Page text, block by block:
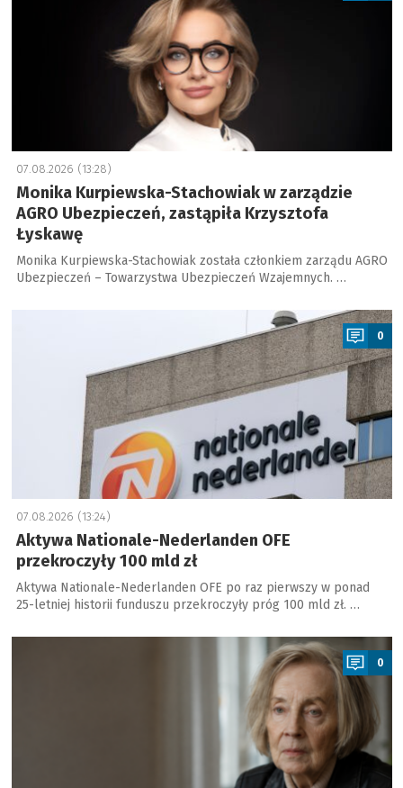
07.08.2026 (13:28)
Monika Kurpiewska-Stachowiak w zarządzie
AGRO Ubezpieczeń, zastąpiła Krzysztofa
Łyskawę
Monika Kurpiewska-Stachowiak została członkiem zarządu AGRO
Ubezpieczeń – Towarzystwa Ubezpieczeń Wzajemnych. …
0
07.08.2026 (13:24)
Aktywa Nationale-Nederlanden OFE
przekroczyły 100 mld zł
Aktywa Nationale-Nederlanden OFE po raz pierwszy w ponad
25-letniej historii funduszu przekroczyły próg 100 mld zł. …
a
0